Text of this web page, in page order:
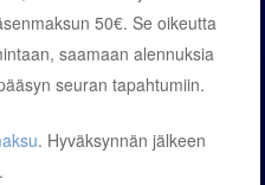
50€. Se oikeutta
saamaan alennuksia
seuran tapahtumiin.
. Hyväksynnän jälkeen